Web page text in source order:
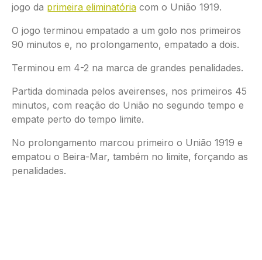
jogo da primeira eliminatória com o União 1919.
O jogo terminou empatado a um golo nos primeiros
90 minutos e, no prolongamento, empatado a dois.
Terminou em 4-2 na marca de grandes penalidades.
Partida dominada pelos aveirenses, nos primeiros 45
minutos, com reação do União no segundo tempo e
empate perto do tempo limite.
No prolongamento marcou primeiro o União 1919 e
empatou o Beira-Mar, também no limite, forçando as
penalidades.